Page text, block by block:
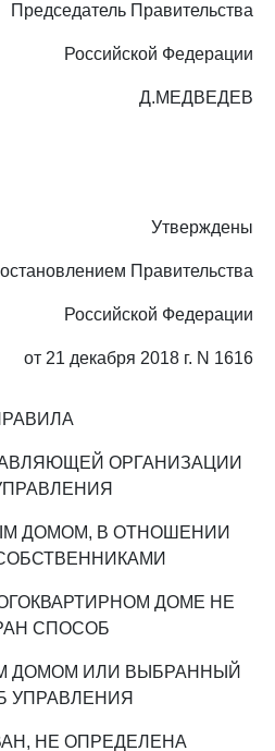
Председатель Правительства
Российской Федерации
Д.МЕДВЕДЕВ
Утверждены
Правительства
Российской Федерации
от 21 декабря 2018 г. N 1616
ОРГАНИЗАЦИИ
ДОМОМ, В ОТНОШЕНИИ
ДОМЕ НЕ
СПОСОБ
ДОМОМ ИЛИ ВЫБРАННЫЙ
УПРАВЛЕНИЯ
НЕ ОПРЕДЕЛЕНА